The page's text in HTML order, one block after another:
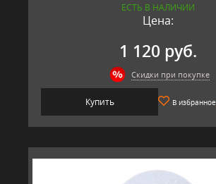
ЕСТЬ В НАЛИЧИИ
Цена:
1 120 руб.
Скидки при покупке
Купить В избранное